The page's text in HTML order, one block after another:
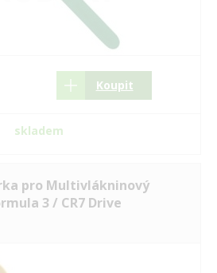
Koupit
skladem
pro Multivlákninový
3 / CR7 Drive